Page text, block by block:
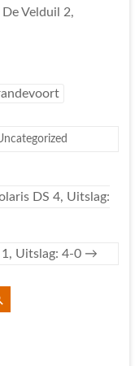
Velduil 2,
DS 4, Uitslag:
Uitslag: 4-0 →